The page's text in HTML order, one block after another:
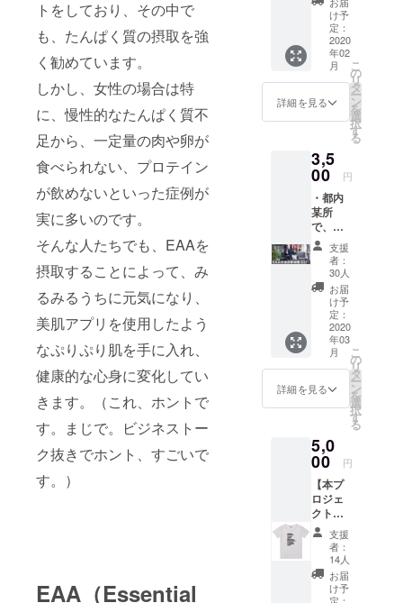
トをしており、その中で
も、たんぱく質の摂取を強
く勧めています。
しかし、女性の場合は特
に、慢性的なたんぱく質不
足から、一定量の肉や卵が
食べられない、プロテイン
が飲めないといった症例が
実に多いのです。
そんな人たちでも、EAAを
摂取することによって、み
るみるうちに元気になり、
美肌アプリを使用したよう
なぷりぷり肌を手に入れ、
健康的な心身に変化してい
きます。（これ、ホントで
す。まじで。ビジネストー
ク抜きでホント、すごいで
す。）
EAA（Essential
2020年10
月、会社を
退職し独
立。
月、ジムを
2022年1月、
法人設立。
サマースタ
イルアワー
ド2020 千葉
大会
スタイリッ
シュガイ部
門 1位
非公開
Facebo
okグ
ループ
にて開
発の進
行内容
や、プ
戦略な
どをグ
ループ
メン
バー間
で共
有。 ・
本商品
販売の
クラウ
ドファ
ンディ
ング時
には優
先的
に、商
品をご
ただけ
ます。
ミュニ
ティは
秘密の
グルー
プで
す。内
部の情
報を漏
け予
定：
2020
年02
月
詳細を見る
こ
の
リ
タ
ー
ン
を
選
択
す
る
3,5
00 円
・都内
某所
で、
EAAを
飲みな
がらの
交流会
を開
催、そ
の参加
権（会
場・日
程未
定） ・
各種
EAAの
試飲、
EAAハ
イボー
ルや、
EAA
チュー
ハイな
ども登
場予
定！ ・
支援
者：
30人
お届
け予
定：
2020
年03
月
詳細を見る
こ
の
リ
タ
ー
ン
を
選
択
す
る
5,0
00 円
【本プ
ロジェ
クト限
定EAA-
Tシャ
ツ】 ★
必須ア
ミノ酸
９種 ※※
支援
者：
14人
お届
け予